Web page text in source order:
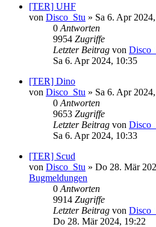
[TER] UHF
von Disco_Stu » Sa 6. Apr
0 Antworten
9954 Zugriffe
Letzter Beitrag von
Sa 6. Apr 2024, 10:35
[TER] Dino
von Disco_Stu » Sa 6. Apr
0 Antworten
9653 Zugriffe
Letzter Beitrag von
Sa 6. Apr 2024, 10:33
[TER] Scud
von Disco_Stu » Do 28. Mär
Bugmeldungen
0 Antworten
9914 Zugriffe
Letzter Beitrag von
Do 28. Mär 2024, 19:22